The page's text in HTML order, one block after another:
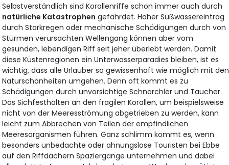
Selbstverständlich sind Korallenriffe schon immer auch durch
natürliche Katastrophen gefährdet. Hoher Süßwassereintrag
durch Starkregen oder mechanische Schädigungen durch von
Stürmen verursachten Wellengang können aber vom
gesunden, lebendigen Riff seit jeher überlebt werden. Damit
diese Küstenregionen ein Unterwasserparadies bleiben, ist es
wichtig, dass alle Urlauber so gewissenhaft wie möglich mit den
Naturschönheiten umgehen. Denn oft kommt es zu
Schädigungen durch unvorsichtige Schnorchler und Taucher.
Das Sichfesthalten an den fragilen Korallen, um beispielsweise
nicht von der Meeresströmung abgetrieben zu werden, kann
leicht zum Abbrechen von Teilen der empfindlichen
Meeresorganismen führen. Ganz schlimm kommt es, wenn
besonders unbedachte oder ahnungslose Touristen bei Ebbe
auf den Riffdächern Spaziergänge unternehmen und dabei